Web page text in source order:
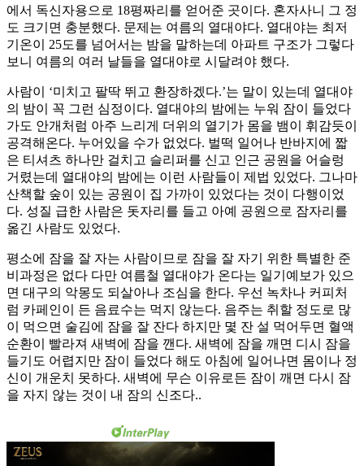
에서 독신자용으로 18평짜리를 얻어준 곳이다. 혼자사니 그 정
도 크기면 충분했다. 문제는 여름의 열대야다. 열대야는 최저
기온이 25도를 넘어서는 밤을 말하는데 아파트 구조가 그렇다
보니 여름의 여러 날들을 열대야로 시달려야 했다.
사람이 ‘미치고 팔딱 뛰고 환장하겠다.’는 말이 있는데 열대야
의 밤이 꼭 그런 심정이다. 열대야의 밤에는 누워 잠이 들었다
가도 안개처럼 아주 느리게 더위의 열기가 몸을 뱀이 휘감듯이
공격해온다. 누어있을 수가 없었다. 벌떡 일어나 반바지에 짧
은 티셔츠 하나만 걸치고 슬리퍼를 신고 인근 공원을 어슬렁
거렸는데 열대야의 밤에는 이런 사람들이 제법 있었다. 그나마
산책할 숲이 있는 공원이 집 가까이 있었다는 것이 다행이었
다. 성질 급한 사람은 돗자리를 들고 아예 공원으로 잠자리를
옮긴 사람도 있었다.
평소에 잠을 잘 자는 사람이므로 잠을 잘 자기 위한 특별한 준
비과정은 없다 다만 여름철 열대야가 온다는 일기예보가 있으
면 대구의 악몽도 되살아나 조심을 한다. 우선 녹차나 커피처
럼 카페인이 든 음료수는 먹지 않는다. 음주는 취할 정도로 많
이 먹으면 술김에 잠을 잘 잔다 하지만 몇 잔 설 먹어두면 혈액
순환이 빨라져 새벽에 잠을 깬다. 새벽에 잠을 깨면 디시 잠을
들기도 어렵지만 잠이 들었다 해도 아침에 일어나면 몸이나 정
신이 개운치 못하다. 새벽에 무슨 이유로든 잠이 깨면 다시 잠
을 자지 않는 것이 내 잠의 신조다..